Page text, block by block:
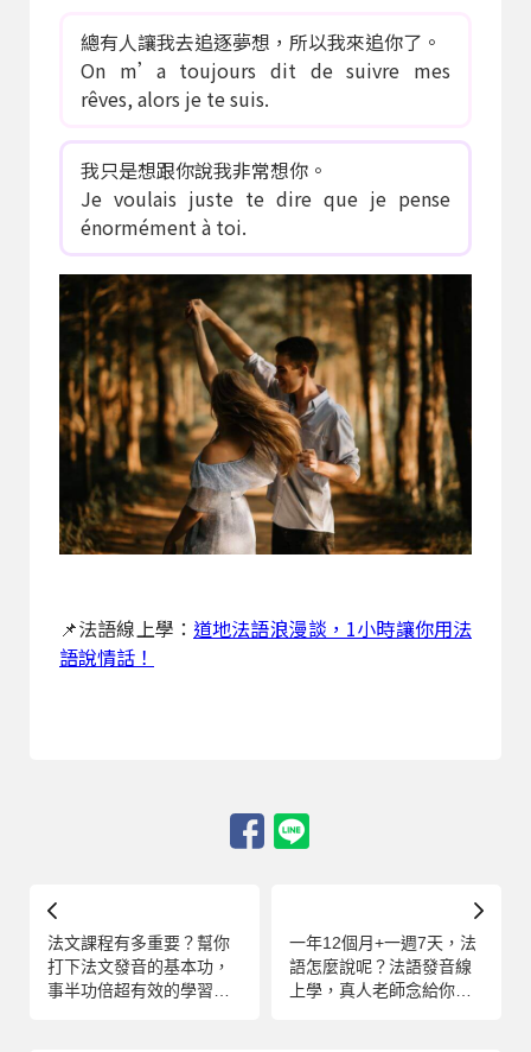
總有人讓我去追逐夢想，所以我來追你了。
On m’a toujours dit de suivre mes
rêves, alors je te suis.
我只是想跟你說我非常想你。
Je voulais juste te dire que je pense
énormément à toi.
📌法語線上學： 道地法語浪漫談，1小時讓你用法
語說情話！
法文課程有多重要？幫你
打下法文發音的基本功，
事半功倍超有效的學習方
一年12個月+一週7天，法
語怎麼說呢？法語發音線
上學，真人老師念給你